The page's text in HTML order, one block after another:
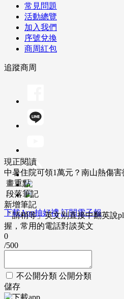
常見問題
活動總覽
加入我們
序號兌換
商周紅包
追蹤商周
下載App抽好禮 訂閱電子報
現正閱讀
中暑住院可領1萬元？南山熱傷
畫重點
段落筆記
新增筆記
「請稍等」英文別直接中翻英說
握，常用的電話對談英文
0
/500
不公開分類 公開分類
儲存